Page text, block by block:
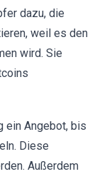
dazu, die
weil es den
wird. Sie
ein Angebot, bis
Diese
Außerdem